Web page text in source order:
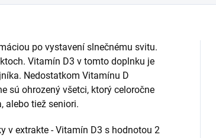
po vystavení slnečnému svitu.
Vitamín D3 v tomto doplnku je
Nedostatkom Vitamínu D
sú ohrozený všetci, ktorý celoročne
alebo tiež seniori.
v extrakte - Vitamín D3 s hodnotou 2